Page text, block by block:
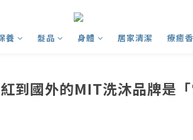
養 髮品 身體 居家清潔 療癒
到國外的MIT洗沐品牌是